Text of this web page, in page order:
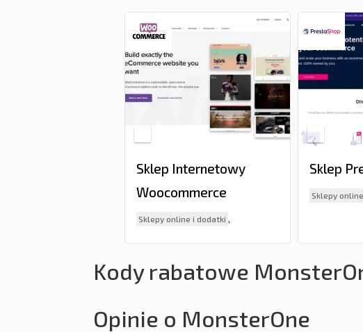
Sklep Internetowy
Woocommerce
Sklepy online i dodatki ,
Sklep
Sklepy
Kody rabatowe
Opinie o MonsterOne